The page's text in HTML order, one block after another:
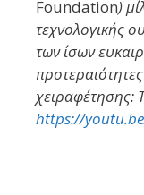
Foundation)
τεχνολογικής
των ίσων
χειραφέτησης:
https://